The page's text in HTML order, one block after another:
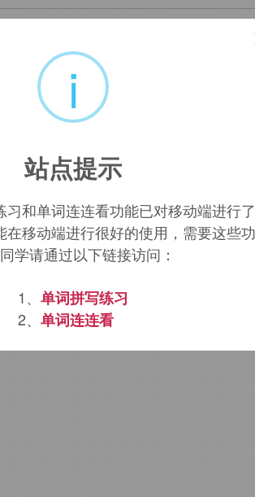
杀，词源 herbicide,patricide.
parricide 含义。
i
站点提示
习和单词连连看功能已对移动端进行
在移动端进行很好的使用，需要这些
学请通过以下链接访问：
1、 单词拼写练习
2、 单词连连看